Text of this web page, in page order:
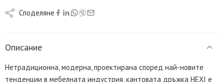
Споделяне
Описание
Нетрадиционна, модерна, проектирана според най-новите
тенденции в мебелната индустрия, кантовата дръжка HEXI е